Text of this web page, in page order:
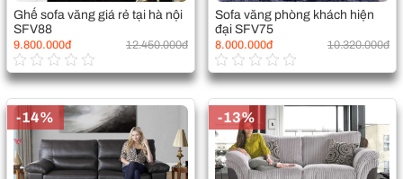
Ghế sofa văng giá rẻ tại hà nội
SFV88
9.800.000đ 12.450.000đ
Sofa văng phòng khách hiện
đại SFV75
8.000.000đ 10.320.000đ
-14% -13%